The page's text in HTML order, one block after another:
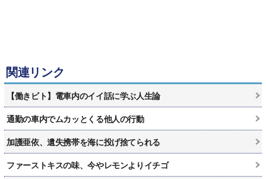
関連リンク
【働きビト】電車内のイイ話に学ぶ人生論
通勤の車内でムカッとくる他人の行動
加護亜依、遺失携帯を海に投げ捨てられる
ファーストキスの味、今やレモンよりイチゴ